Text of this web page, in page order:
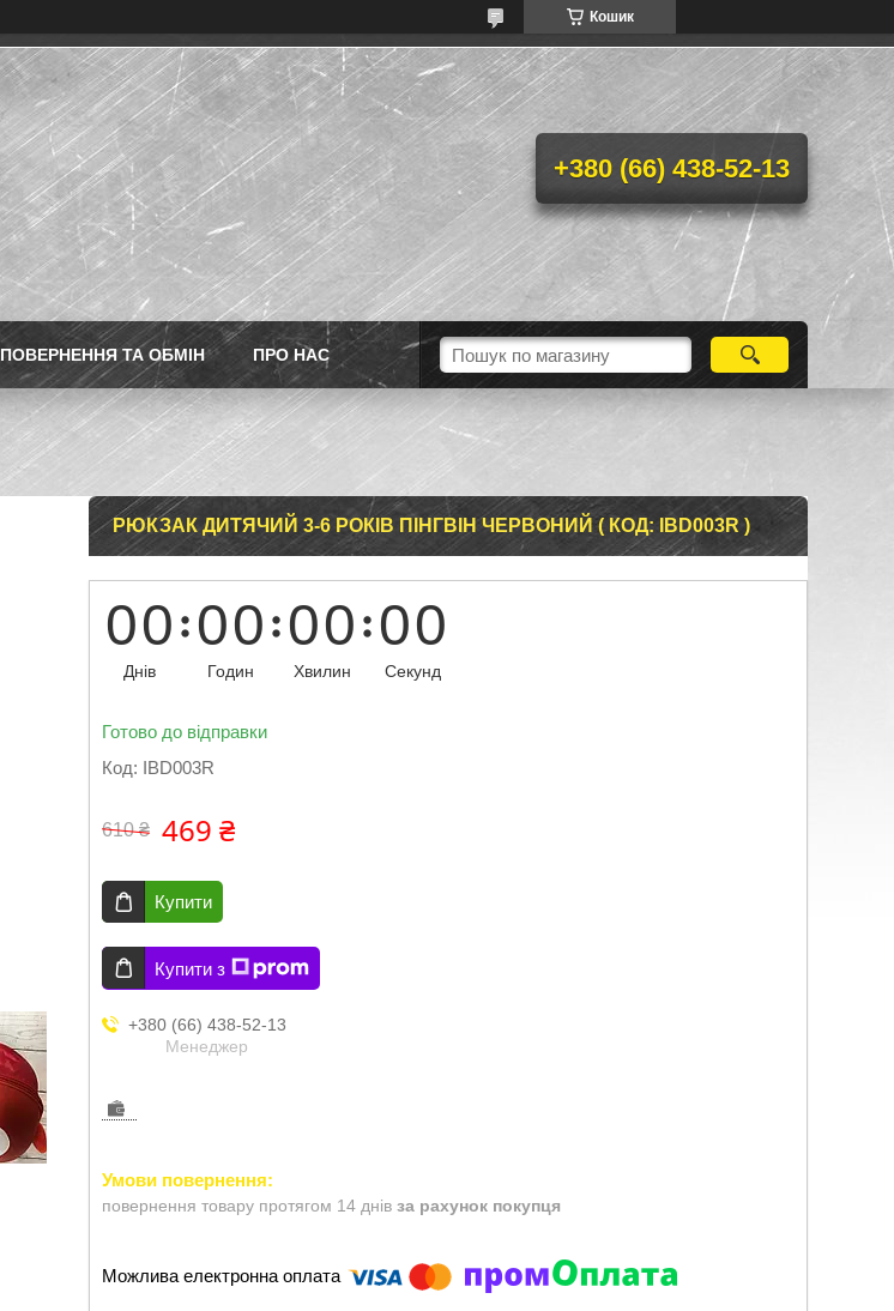
Кошик
+380 (66) 438-52-13
ПОВЕРНЕННЯ ТА ОБМІН ПРО НАС
РЮКЗАК ДИТЯЧИЙ 3-6 РОКІВ ПІНГВІН ЧЕРВОНИЙ ( КОД: IBD003R )
00
Днів
00
Годин
00
Хвилин
00
Секунд
Готово до відправки
Код: IBD003R
610 ₴ 469 ₴
Купити
Купити з
+380 (66) 438-52-13
Менеджер
повернення товару протягом 14 днів за рахунок покупця